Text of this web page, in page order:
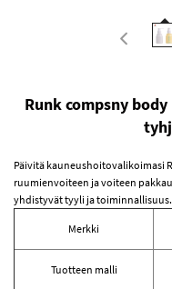
Runk compsny
Päivitä kauneushoitovalikoimasi
ruumienvoiteen ja voiteen
yhdistyvät tyyli ja toiminnallisuus.
Merkki
Tuotteen malli